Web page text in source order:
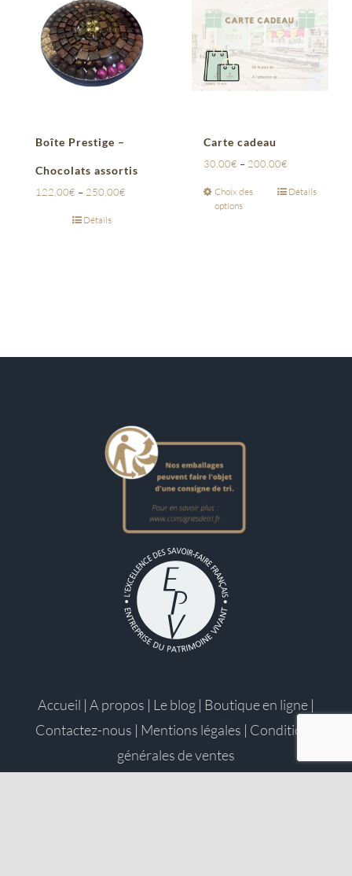
Boîte Prestige –
Chocolats assortis
122,00€ – 250,00€
Détails
Carte cadeau
30,00€ – 200,00€
Choix des
options
Détails
Accueil | A propos | Le blog | Boutique en ligne |
Contactez-nous | Mentions légales | Conditions
générales de ventes